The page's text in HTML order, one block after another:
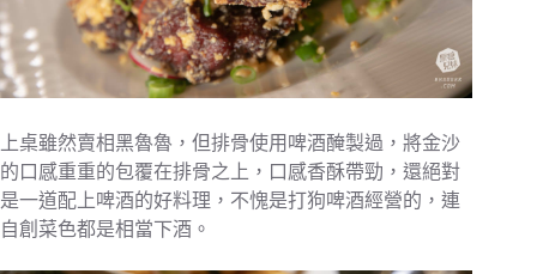
上桌雖然賣相黑魯魯，但排骨使用啤酒醃製過，將金沙
的口感重重的包覆在排骨之上，口感香酥帶勁，還絕對
是一道配上啤酒的好料理，不愧是打狗啤酒經營的，連
自創菜色都是相當下酒。